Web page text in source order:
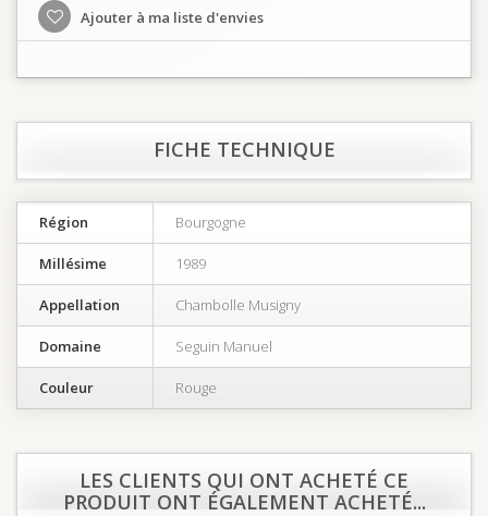
Ajouter à ma liste d'envies
FICHE TECHNIQUE
Région Bourgogne
Millésime 1989
Appellation Chambolle Musigny
Domaine Seguin Manuel
Couleur Rouge
LES CLIENTS QUI ONT ACHETÉ CE
PRODUIT ONT ÉGALEMENT ACHETÉ...